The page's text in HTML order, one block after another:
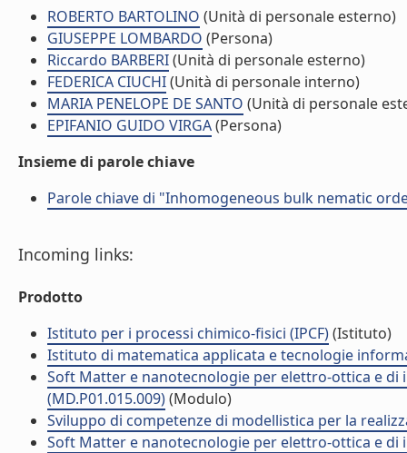
ROBERTO BARTOLINO (Unità di personale esterno)
GIUSEPPE LOMBARDO (Persona)
Riccardo BARBERI(Unità di personale esterno)
FEDERICA CIUCHI(Unità di personale interno)
MARIA PENELOPE DE SANTO (Unità di personale
EPIFANIO GUIDO VIRGA(Persona)
Insieme di parole chiave
Parole chiave di "Inhomogeneous bulk nematic
Incoming links:
Prodotto
Istituto per i processi chimico-fisici (IPCF)(Istituto)
Istituto di matematica applicata e tecnologie
Soft Matter e nanotecnologie per elettro-ottica e
(MD.P01.015.009)(Modulo)
Sviluppo di competenze di modellistica per la
Soft Matter e nanotecnologie per elettro-ottica e